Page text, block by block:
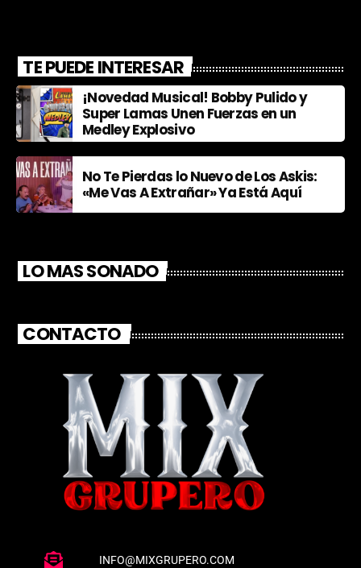
TE PUEDE INTERESAR
¡Novedad Musical! Bobby Pulido y
Super Lamas Unen Fuerzas en un
Medley Explosivo
No Te Pierdas lo Nuevo de Los Askis:
«Me Vas A Extrañar» Ya Está Aquí
LO MAS SONADO
CONTACTO
INFO@MIXGRUPERO.COM